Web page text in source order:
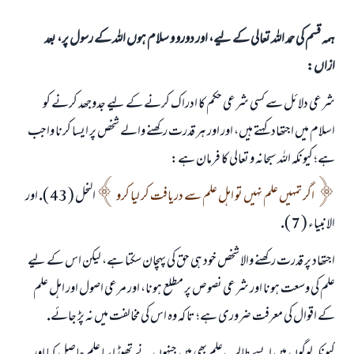
ہمہ قسم کی حمد اللہ تعالی کے لیے، اور دورو و سلام ہوں اللہ کے رسول پر، بعد
ازاں:
شرعى دلائل سے كسى شرعى حكم كا ادراك كرنے كے ليے جدوجھد كرنے كو
اسلام ميں اجتھاد كہتے ہيں، اور اور ہر قدرت ركھنے والے شخص پر ايسا كرنا واجب
ہے؛ كيونكہ اللہ سبحانہ و تعالى كا فرمان ہے:
اگر تمہيں علم نہيں تو اہل علم سے دريافت كر ليا كرو
النحل ( 43 ). اور
الانبياء ( 7 ).
اجتھاد پر قدرت ركھنے والا شخص خود ہى حق كى پہچان سكتا ہے، ليكن اس كے ليے
علم كى وسعت ہونا اور شرعى نصوص پر مطلع ہونا، اور مرعى اصول اور اہل علم
كے اقوال كى معرفت ضرورى ہے؛ تا كہ وہ اس كى مخالفت ميں نہ پڑ جائے.